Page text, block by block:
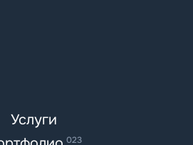
Услуги
023